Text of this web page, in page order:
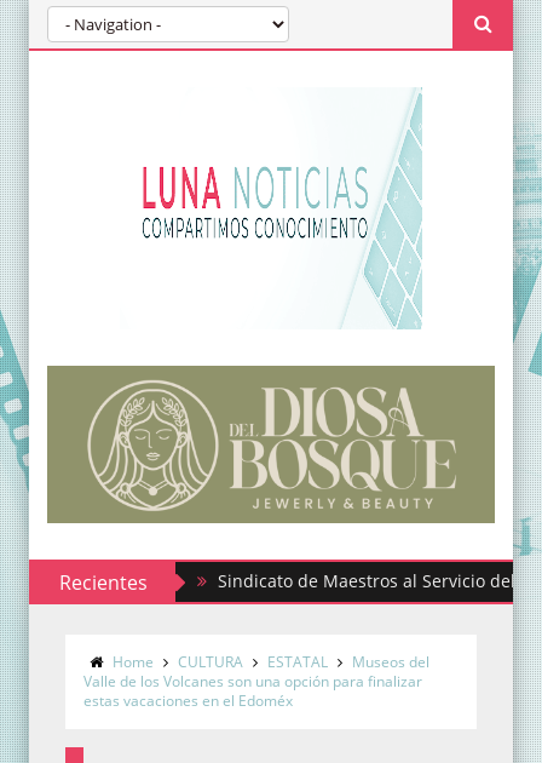
RecientesSindicato de Maestros al Servicio del Estado
Home CULTURA ESTATAL
Museos del
Valle de los Volcanes son una opción para finalizar
estas vacaciones en el Edoméx